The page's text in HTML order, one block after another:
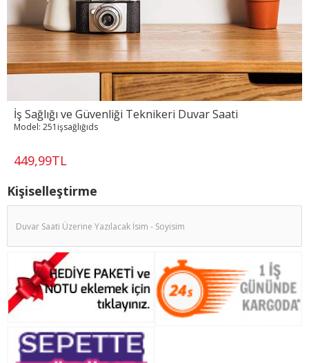
İş Sağlığı ve Güvenliği Teknikeri Duvar Saati
449,99TL
Model: 251işsağlığıds
Kişiselleştirme